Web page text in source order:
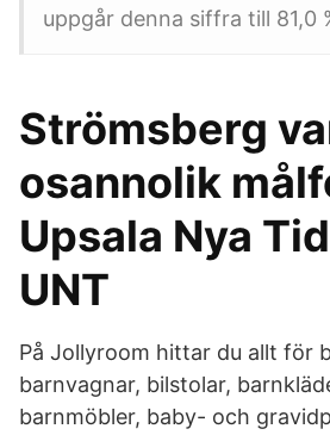
uppgår denna siffra till 81,0
Strömsberg
osannolik
Upsala Nya
UNT
På Jollyroom hittar du allt för
barnvagnar, bilstolar,
barnmöbler, baby- och